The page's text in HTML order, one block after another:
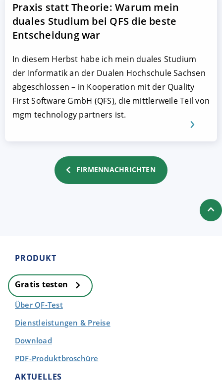
Praxis statt Theorie: Warum mein
duales Studium bei QFS die beste
Entscheidung war
In diesem Herbst habe ich mein duales Studium
der Informatik an der Dualen Hochschule Sachsen
abgeschlossen – in Kooperation mit der Quality
First Software GmbH (QFS), die mittlerweile Teil von
mgm technology partners ist.
FIRMENNACHRICHTEN
PRODUKT
Gratis testen
Über QF-Test
Dienstleistungen & Preise
Download
PDF-Produktbroschüre
AKTUELLES